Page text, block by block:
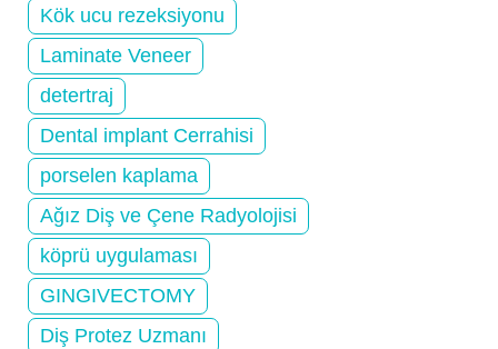
Kök ucu rezeksiyonu
Laminate Veneer
detertraj
Dental implant Cerrahisi
porselen kaplama
Ağız Diş ve Çene Radyolojisi
köprü uygulaması
GINGIVECTOMY
Diş Protez Uzmanı